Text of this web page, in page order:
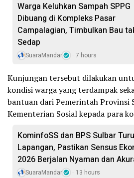
Warga Keluhkan Sampah SPPG
Dibuang di Kompleks Pasar
Campalagian, Timbulkan Bau
Sedap
SuaraMandar 7 hours
Kunjungan tersebut dilakukan
kondisi warga yang terdampak
bantuan dari Pemerintah Provinsi
Kementerian Sosial kepada para
KominfoSS dan BPS Sulbar
Lapangan, Pastikan Sensus
2026 Berjalan Nyaman dan
SuaraMandar 13 hours